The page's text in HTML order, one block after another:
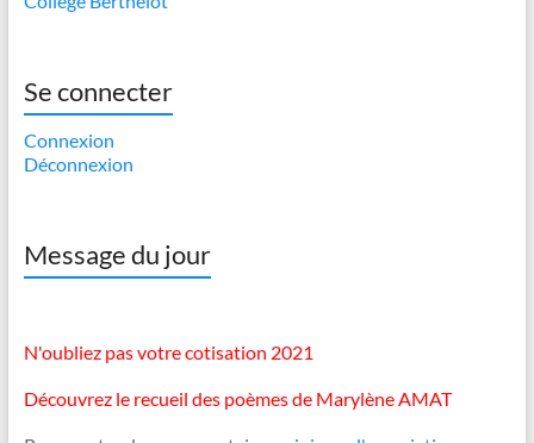
Se connecter
Connexion
Déconnexion
Message du jour
N'oubliez pas votre cotisation 2021
Découvrez le recueil des poèmes de Marylène AMAT